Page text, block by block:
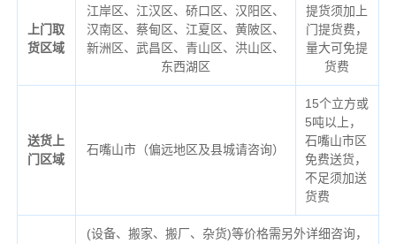
上门取
货区域
江岸区、江汉区、硚口区、汉阳区、
汉南区、蔡甸区、江夏区、黄陂区、
新洲区、武昌区、青山区、洪山区、
东西湖区
提货须加上
门提货费，
量大可免提
货费
送货上
门区域
石嘴山市（偏远地区及县城请咨询）
15个立方或
5吨以上，
石嘴山市区
免费送货，
不足须加送
货费
(设备、搬家、搬厂、杂货)等价格需另外详细咨询，